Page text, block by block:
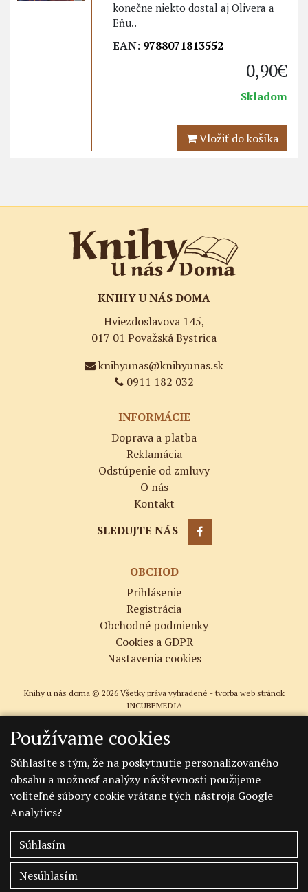
konečne niekto dostal aj Olivera a
Eňu..
EAN: 9788071813552
0,90€
Skladom
Vložiť do košíka
KNIHY U NÁS DOMA
Hviezdoslavova 145,
017 01 Považská Bystrica
knihyunas@knihyunas.sk
0911 182 032
INFORMÁCIE
Doprava a platba
Reklamácia
Odstúpenie od zmluvy
O nás
Kontakt
SLEDUJTE NÁS
OBCHOD
Prihlásenie
Registrácia
Obchodné podmienky
Cookies a GDPR
Nastavenia cookies
Knihy u nás doma © 2026 Všetky práva vyhradené - tvorba web stránok
INCUBEMEDIA
Používame cookies
Súhlasíte s tým, že na poskytnutie personalizovaného
obsahu a možnosť analýzy návštevnosti použijeme
voliteľné súbory cookie vrátane tých nástroja Google
Analytics?
Súhlasím
Nesúhlasím